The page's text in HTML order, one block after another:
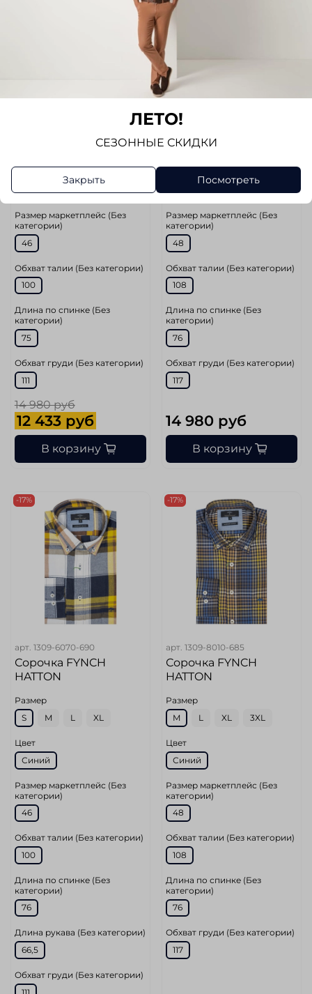
Темно-Синий
Размер маркетплейс (Без
категории)
46
Обхват талии (Без категории)
100
Длина по спинке (Без
категории)
75
Обхват груди (Без категории)
111
14 980 руб
12 433 руб
В корзину
арт.1308-8065-685
Сорочка FYNCH
M
XL
Размер маркетплейс (Без
категории)
48
Обхват талии (Без категории)
108
Длина по спинке (Без
категории)
76
Обхват груди (Без категории)
117
14 980 руб
В корзину
-17%
арт. 1309-6070-690
Сорочка FYNCH
HATTON
Размер
S
M L XL
Цвет
Синий
Размер маркетплейс (Без
категории)
46
Обхват талии (Без категории)
100
Длина по спинке (Без
категории)
76
Длина рукава (Без категории)
66,5
Обхват груди (Без категории)
-17%
арт. 1309-8010-685
Сорочка FYNCH
HATTON
Размер
M
L XL 3XL
Цвет
Синий
Размер маркетплейс (Без
категории)
48
Обхват талии (Без категории)
108
Длина по спинке (Без
категории)
76
Обхват груди (Без категории)
117
ЛЕТО!
СЕЗОННЫЕ СКИДКИ
Закрыть Посмотреть